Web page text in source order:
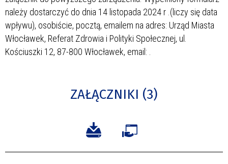
należy dostarczyć do dnia 14 listopada 2024 r .(liczy się data
wpływu), osobiście, pocztą, emailem na adres: Urząd Miasta
Włocławek, Referat Zdrowia i Polityki Społecznej, ul.
Kościuszki 12, 87-800 Włocławek, email:
ZAŁĄCZNIKI (3)